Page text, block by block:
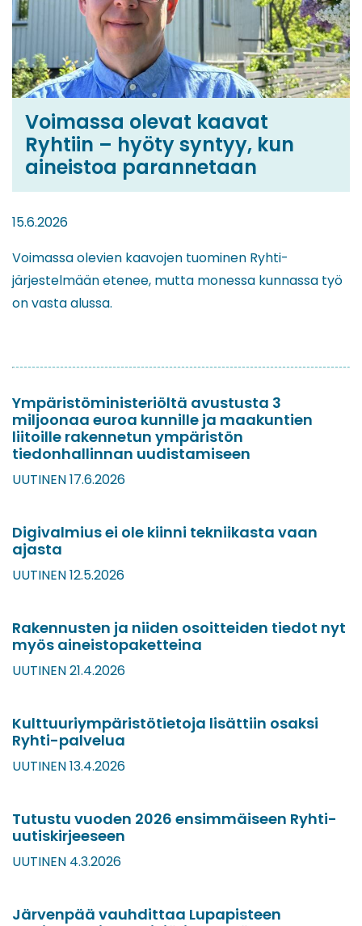
Voimassa olevat kaavat
Ryhtiin – hyöty syntyy, kun
aineistoa parannetaan
15.6.2026
Voimassa olevien kaavojen tuominen Ryhti-
järjestelmään etenee, mutta monessa kunnassa työ
on vasta alussa.
Ympäristöministeriöltä avustusta 3
miljoonaa euroa kunnille ja maakuntien
liitoille rakennetun ympäristön
tiedonhallinnan uudistamiseen
UUTINEN 17.6.2026
Digivalmius ei ole kiinni tekniikasta vaan
ajasta
UUTINEN 12.5.2026
Rakennusten ja niiden osoitteiden tiedot nyt
myös aineistopaketteina
UUTINEN 21.4.2026
Kulttuuriympäristötietoja lisättiin osaksi
Ryhti-palvelua
UUTINEN 13.4.2026
Tutustu vuoden 2026 ensimmäiseen Ryhti-
uutiskirjeeseen
UUTINEN 4.3.2026
Järvenpää vauhdittaa Lupapisteen